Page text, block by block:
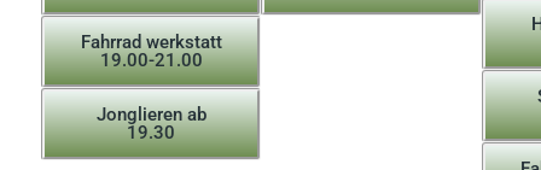
Fahrrad werkstatt
19.00-21.00
Jonglieren ab
19.30